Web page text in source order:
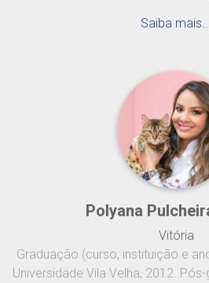
Saiba
Polyana
Vitória
Graduação (curso, instituição e
Universidade Vila Velha, 2012.